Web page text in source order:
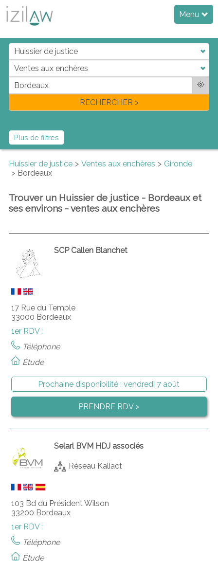
Menu
jdadi
fl
RECHERCHER >
Plus de filtres
Huissier de justice Ventes aux enchères
Gironde
Bordeaux
Trouver un Huissier de justice - Bordeaux et
ses environs - ventes aux enchères
SCP Callen Blanchet
17 Rue du Temple
33000 Bordeaux
1er RDV :
Téléphone
Étude
Prochaine disponibilité :vendredi 7 août
PRENDRE RDV >
Selarl BVM HDJ associés
Réseau Kaliact
103 Bd du Président Wilson
33200 Bordeaux
1er RDV :
Téléphone
Étude